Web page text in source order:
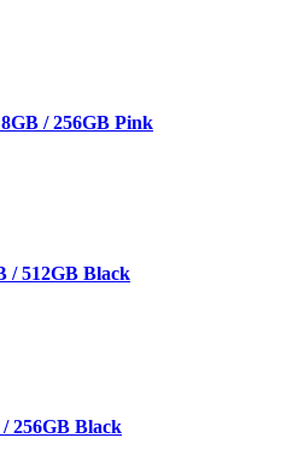
/ 256GB Pink
/ 512GB Black
256GB Black